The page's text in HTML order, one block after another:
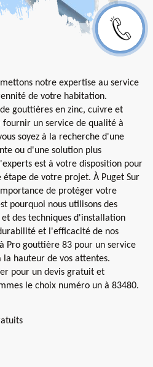
notre expertise au service
de votre habitation.
gouttières en zinc, cuivre et
fournir un service de qualité à
soyez à la recherche d'une
ou d'une solution plus
est à votre disposition pour
étape de votre projet. À Puget Sur
de protéger votre
pourquoi nous utilisons des
des techniques d'installation
et l'efficacité de nos
Pro gouttière 83 pour un service
hauteur de vos attentes.
pour un devis gratuit et
le choix numéro un à 83480.